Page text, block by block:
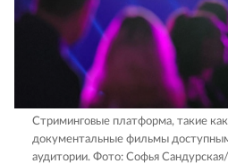
Стриминговые платформа, такие
документальные фильмы
аудитории. Фото: Софья